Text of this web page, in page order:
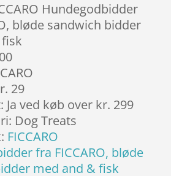
Hundegodbidder
bløde sandwich bidder
29
Ja ved køb over kr. 299
Dog Treats
FICCARO
fra FICCARO, bløde
med and & fisk